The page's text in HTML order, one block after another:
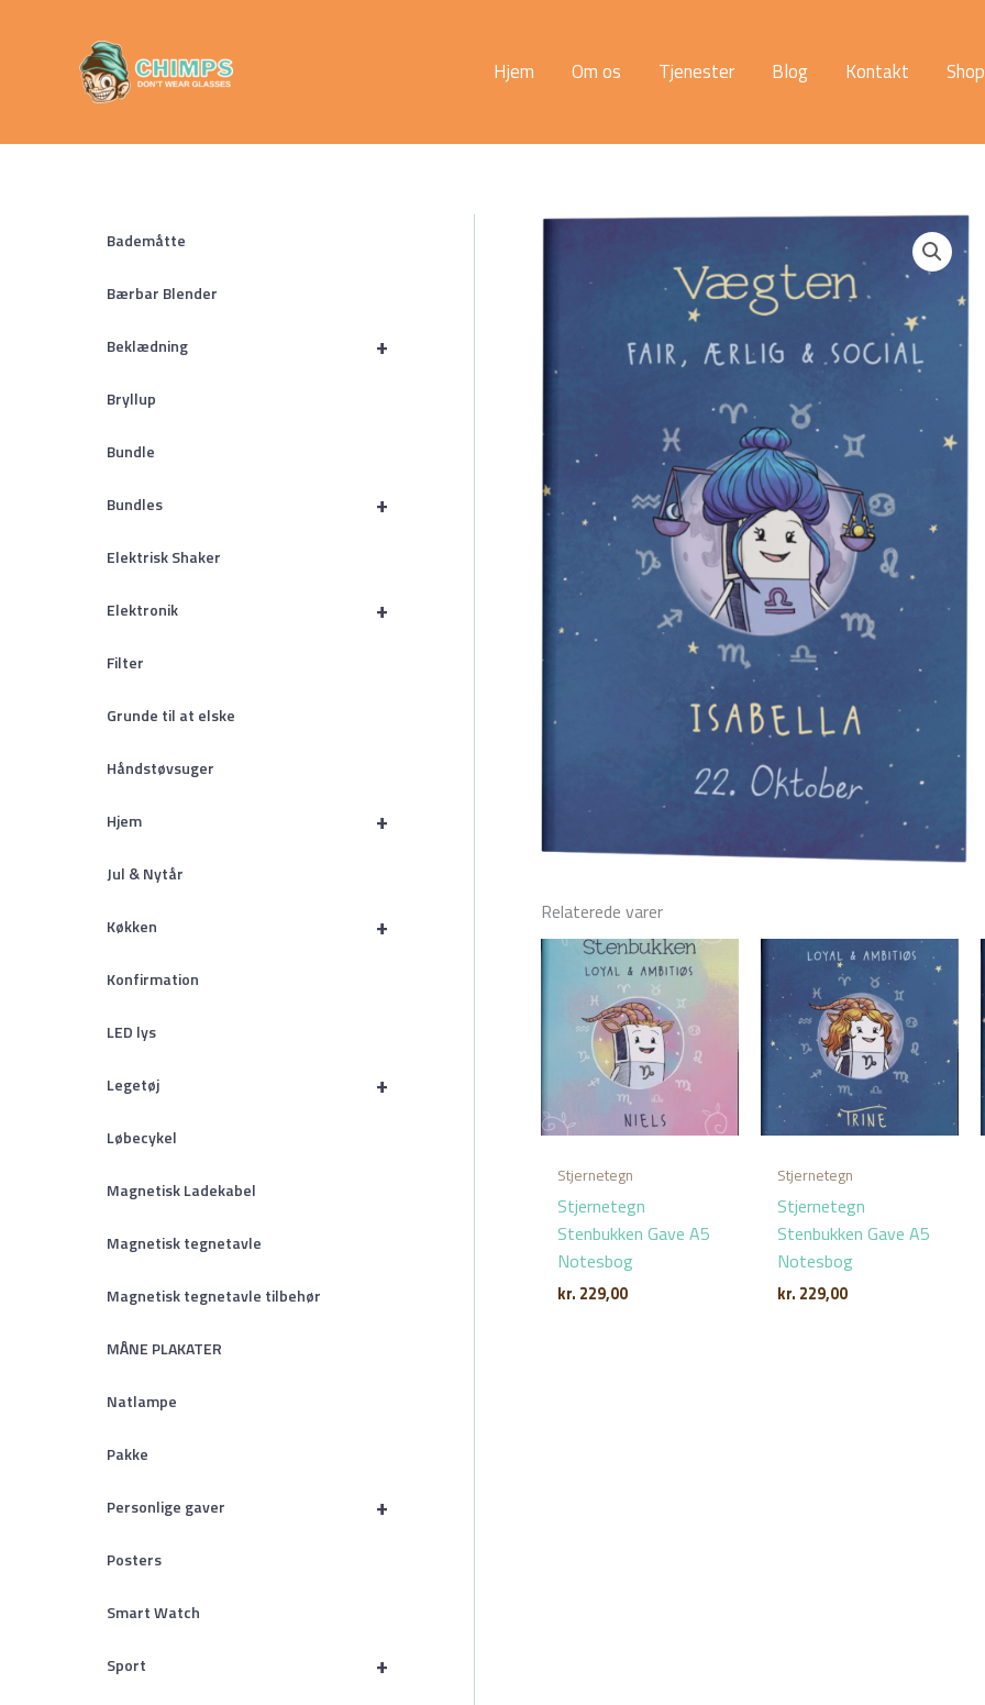
Hjem Om os Tjenester Blog Kontakt Shop
Bademåtte
Bærbar Blender
+
Beklædning
Bryllup
Bundle
+
Bundles
Elektrisk Shaker
+
Elektronik
Filter
Grunde til at elske
Håndstøvsuger
+
Hjem
Jul & Nytår
+
Køkken
Konfirmation
LED lys
+
Legetøj
Løbecykel
Magnetisk Ladekabel
Magnetisk tegnetavle
Magnetisk tegnetavle tilbehør
MÅNE PLAKATER
Natlampe
Pakke
+
Personlige gaver
Posters
Smart Watch
+
Sport
Relaterede varer
Stjernetegn
Stjernetegn
Stenbukken Gave A5
Notesbog
kr. 229,00
Stjernetegn
Stjernetegn
Stenbukken Gave A5
Notesbog
kr. 229,00